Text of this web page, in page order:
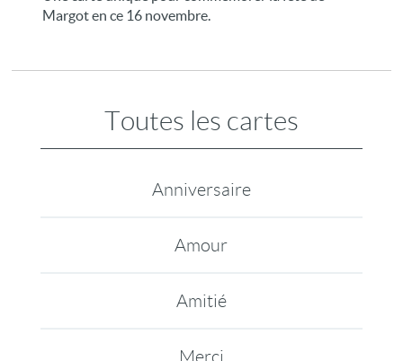
Margot en ce 16 novembre.
Toutes les cartes
Anniversaire
Amour
Amitié
Merci